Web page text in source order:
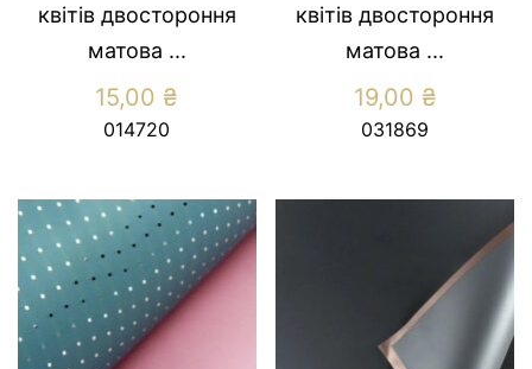
квітів двостороння
матова ...
15,00 ₴
014720
квітів двостороння
матова ...
19,00 ₴
031869